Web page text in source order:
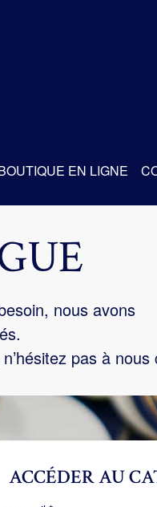
EN LIGNE
nous avons
pas à nous
ACCÉDER AU